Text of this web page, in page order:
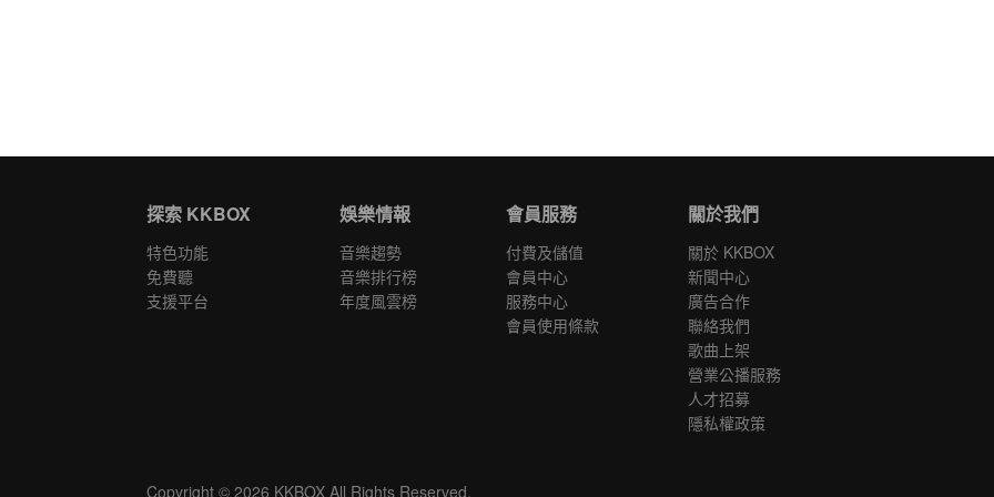
探索 KKBOX
特色功能
免費聽
支援平台
娛樂情報
音樂趨勢
音樂排行榜
年度風雲榜
會員服務
付費及儲值
會員中心
服務中心
會員使用條款
關於我們
關於 KKBOX
新聞中心
廣告合作
聯絡我們
歌曲上架
營業公播服務
人才招募
隱私權政策
Copyright © 2026 KKBOX All Rights Reserved.